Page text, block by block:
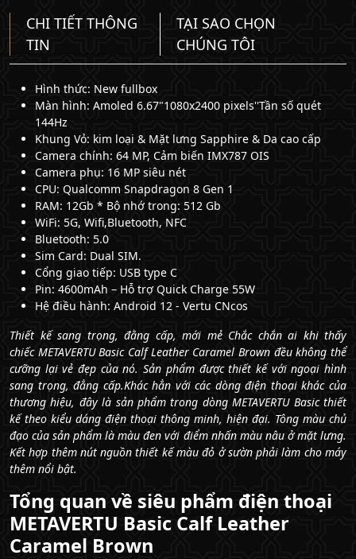
CHI TIẾT THÔNG
TIN
TẠI SAO CHỌN
CHÚNG TÔI
Hình thức: New fullbox
Màn hình: Amoled 6.67"1080x2400 pixels''Tần số quét
144Hz
Khung Vỏ: kim loại & Mặt lưng Sapphire & Da cao cấp
Camera chính: 64 MP, Cảm biến IMX787 OIS
Camera phụ: 16 MP siêu nét
CPU: Qualcomm Snapdragon 8 Gen 1
RAM: 12Gb * Bộ nhớ trong: 512 Gb
WiFi: 5G, Wifi,Bluetooth, NFC
Bluetooth: 5.0
Sim Card: Dual SIM.
Cổng giao tiếp: USB type C
Pin: 4600mAh – Hỗ trợ Quick Charge 55W
Hệ điều hành: Android 12 - Vertu CNcos
Thiết kế sang trọng, đằng cấp, mới mẻ Chắc chắn ai khi thấy
chiếc METAVERTU Basic Calf Leather Caramel Brown đều không thể
cưỡng lại vẻ đẹp của nó. Sản phẩm được thiết kế với ngoại hình
sang trọng, đẳng cấp.Khác hẳn với các dòng điện thoại khác của
thương hiệu, đây là sản phẩm trong dòng METAVERTU Basic thiết
kế theo kiểu dáng điện thoại thông minh, hiện đại. Tông màu chủ
đạo của sản phẩm là màu đen với điểm nhấn màu nâu ở mặt lưng.
Kết hợp thêm nút nguồn thiết kế màu đỏ ở sườn phải làm cho máy
thêm nổi bật.
Tổng quan về siêu phẩm điện thoại
METAVERTU Basic Calf Leather
Caramel Brown